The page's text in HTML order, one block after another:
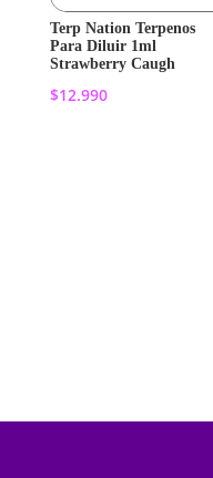
Terp Nation Terpenos
Para Diluir 1ml
Strawberry Caugh
$12.990